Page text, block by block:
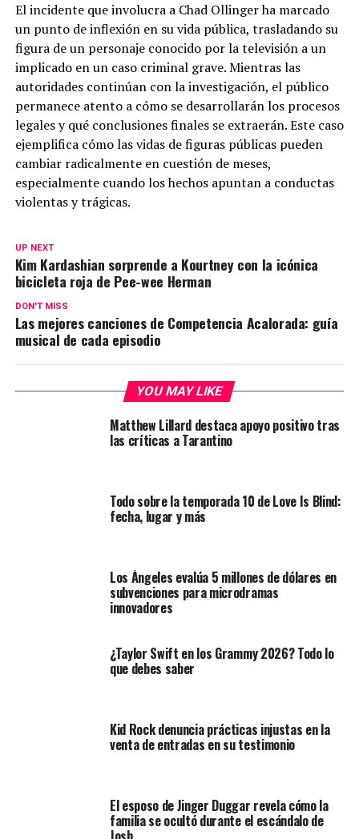
El incidente que involucra a Chad Ollinger ha marcado
un punto de inflexión en su vida pública, trasladando su
figura de un personaje conocido por la televisión a un
implicado en un caso criminal grave. Mientras las
autoridades continúan con la investigación, el público
permanece atento a cómo se desarrollarán los procesos
legales y qué conclusiones finales se extraerán. Este caso
ejemplifica cómo las vidas de figuras públicas pueden
cambiar radicalmente en cuestión de meses,
especialmente cuando los hechos apuntan a conductas
violentas y trágicas.
UP NEXT
Kim Kardashian sorprende a Kourtney con la icónica
bicicleta roja de Pee-wee Herman
DON'T MISS
Las mejores canciones de Competencia Acalorada: guía
musical de cada episodio
YOU MAY LIKE
Matthew Lillard destaca apoyo positivo tras
las críticas a Tarantino
Todo sobre la temporada 10 de Love Is Blind:
fecha, lugar y más
Los Ángeles evalúa 5 millones de dólares en
subvenciones para microdramas
innovadores
¿Taylor Swift en los Grammy 2026? Todo lo
que debes saber
Kid Rock denuncia prácticas injustas en la
venta de entradas en su testimonio
El esposo de Jinger Duggar revela cómo la
familia se ocultó durante el escándalo de